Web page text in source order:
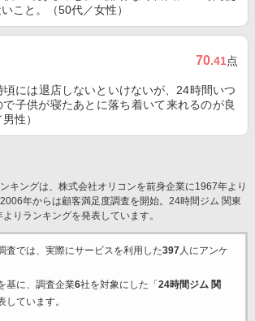
こと。（50代／女性）
70.41点
には退店しないといけないが、24時間いつ
子供が寝たあとに落ち着いて来れるのが良
性）
キングは、株式会社オリコンを前身企業に1967年より
年からは顧客満足度調査を開始。24時間ジム 関東
りランキングを発表しています。
査では、実際にサービスを利用した397人にアンケ
基に、調査企業6社を対象にした「 24時間ジム 関
しています。